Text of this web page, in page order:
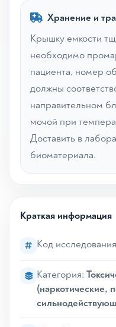
Хранение и
Крышку емкости
необходимо
пациента, номер
должны
направительном
мочой при
Доставить в
биоматериала.
Краткая информация
Код
Категория:
(наркотические,